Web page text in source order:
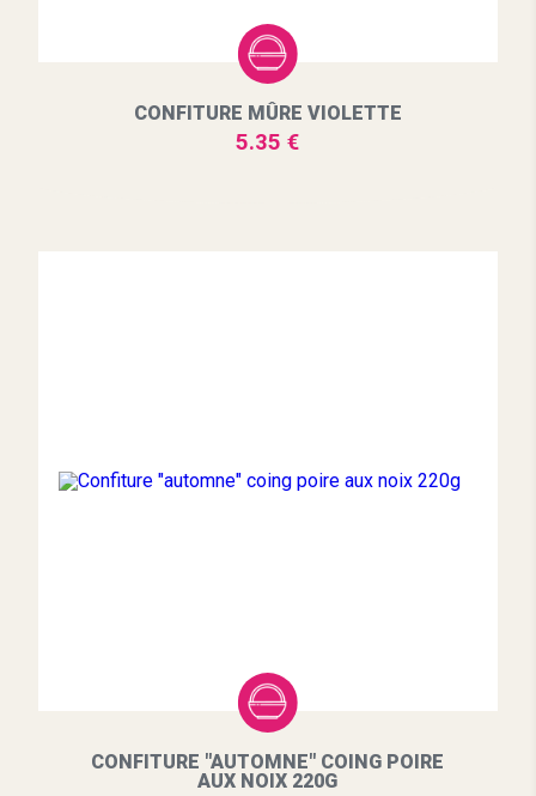
CONFITURE MÛRE VIOLETTE
5.35 €
CONFITURE "AUTOMNE" COING POIRE
AUX NOIX 220G